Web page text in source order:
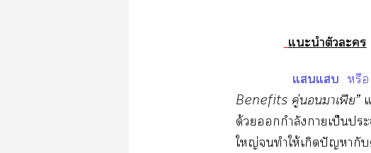
แะนำตัวะ
แแ หรือ
Benefits คู่าเฟีย”แ
ด้วยกำลังาเป็นปร
ใหญ่ทำให้เกิดปัญหากับ